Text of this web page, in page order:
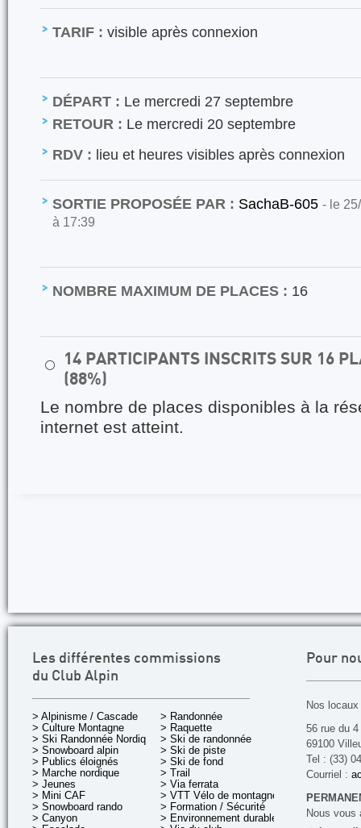
TARIF : visible après connexion
DÉPART : Le mercredi 27 septembre
RETOUR : Le mercredi 20 septembre
RDV : lieu et heures visibles après connexion
SORTIE PROPOSÉE PAR : SachaB-605 - le
à 17:39
NOMBRE MAXIMUM DE PLACES : 16
⚪
14 PARTICIPANTS INSCRITS SUR 16
(88%)
Le nombre de places disponibles à la
internet est atteint.
Les différentes commissions
du Club Alpin
> Alpinisme / Cascade
> Culture Montagne
> Ski Randonnée Nordique
> Snowboard alpin
> Publics éloignés
> Marche nordique
> Jeunes
> Mini CAF
> Snowboard rando
> Canyon
> Randonnée
> Raquette
> Ski de randonnée
> Ski de piste
> Ski de fond
> Trail
> Via ferrata
> VTT Vélo de montagne
> Formation / Sécurité
> Environnement durable
Pour
Nos
56 rue du
69100
Tel : (33)
Courriel :
Nous vous